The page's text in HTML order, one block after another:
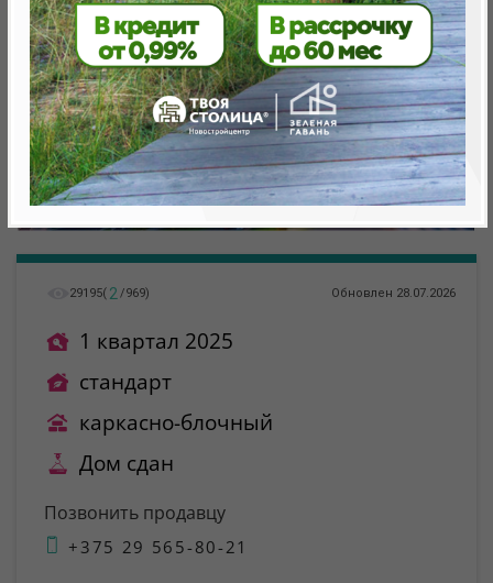
29195( 2 /969) Обновлен 28.07.2026
1 квартал 2025
стандарт
каркасно-блочный
Дом сдан
Позвонить продавцу
+375 29 565-80-21